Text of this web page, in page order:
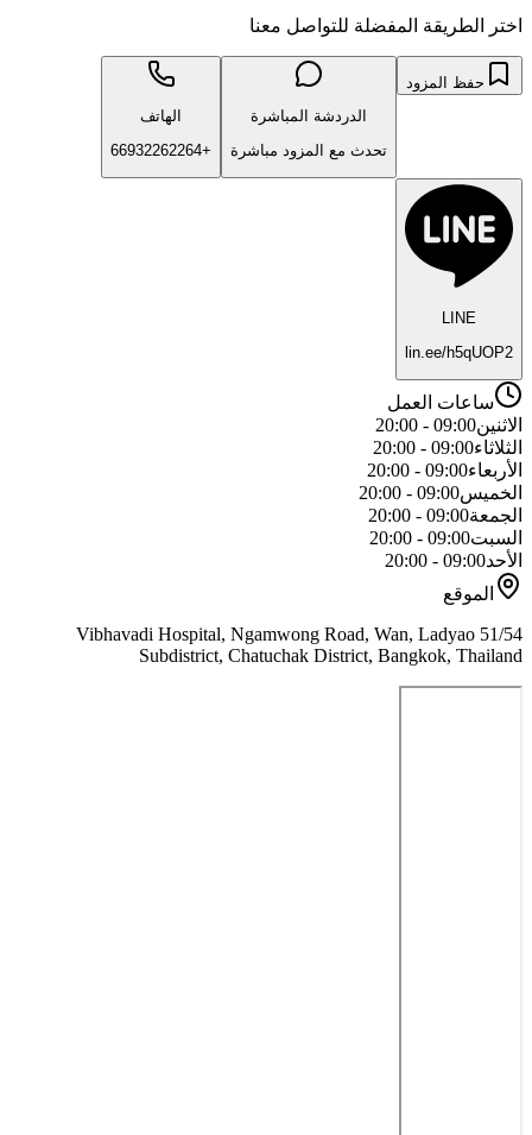
اختر الطريقة المفضلة للتواصل معنا
حفظ المزود
الدردشة المباشرة
تحدث مع المزود مباشرة
الهاتف
+66932262264
LINE
lin.ee/h5qUOP2
ساعات العمل
الاثنين09:00 - 20:00
الثلاثاء09:00 - 20:00
الأربعاء09:00 - 20:00
الخميس09:00 - 20:00
الجمعة09:00 - 20:00
السبت09:00 - 20:00
الأحد09:00 - 20:00
الموقع
51/54 Vibhavadi Hospital, Ngamwong Road, Wan, Ladyao
Subdistrict, Chatuchak District, Bangkok, Thailand